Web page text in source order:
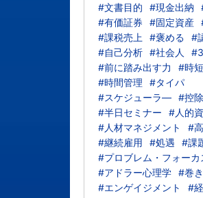
#文書目的
#現金出納
#有価証券
#固定資産
#課税売上
#褒める
#
#自己分析 #社会人
#前に踏み出す力
#時短
#時間管理
#タイパ
#スケジューラ― #控除
#半日セミナー
#人的
#人材マネジメント
#
#継続雇用
#処遇
#課
#プロブレム・フォーカ
#アドラー心理学 #巻
#エンゲイジメント
#